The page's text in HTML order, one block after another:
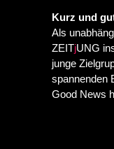
Kurz und
Als
ZEITjUNG
junge
spannenden
Good News